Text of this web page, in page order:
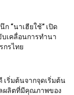
“นาเฮียใช้” เปิด
เคลื่อนการทำนา
กรไทย
เริ่มต้นจากจุดเริ่มต้น
ผลิตที่มีคุณภาพของ